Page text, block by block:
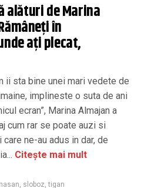
alături de Marina
în
ați plecat,
ii sta bine unei mari vedete de
implineste o suta de ani
ecran”, Marina Almajan a
cum rar se poate auzi si
ne-au adus in dar, de
Citește mai mult
, sloboz,tigan